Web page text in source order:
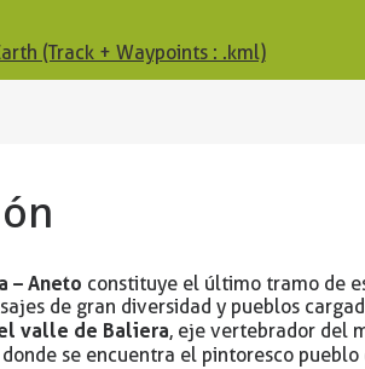
(Track + Waypoints : .kml)
– Aneto constituye el último tramo de
de gran diversidad y pueblos
valle de Baliera, eje vertebrador del
se encuentra el pintoresco